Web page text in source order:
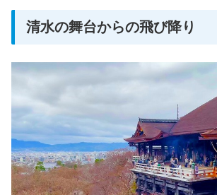
清水の舞台からの飛び降り